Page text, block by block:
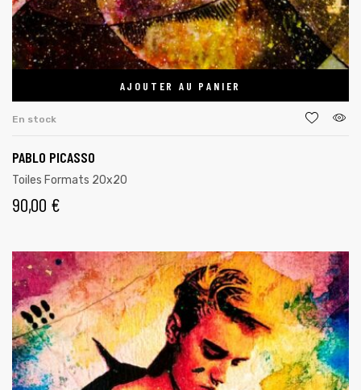
AJOUTER AU PANIER
En stock
PABLO PICASSO
Toiles Formats 20x20
90,00 €